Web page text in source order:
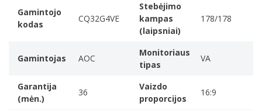
Gamintojo
kodas
CQ32G4VE
Stebėjimo
kampas
(laipsniai)
178/178
Gamintojas AOC
Monitoriaus
tipas
VA
Garantija
(mėn.)
36
Vaizdo
proporcijos
16:9